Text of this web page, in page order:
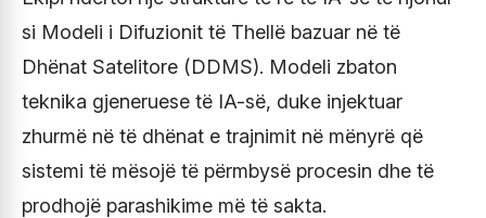
si Modeli i Difuzionit të Thellë bazuar në të
Dhënat Satelitore (DDMS). Modeli zbaton
teknika gjeneruese të IA-së, duke injektuar
zhurmë në të dhënat e trajnimit në mënyrë që
sistemi të mësojë të përmbysë procesin dhe të
prodhojë parashikime më të sakta.